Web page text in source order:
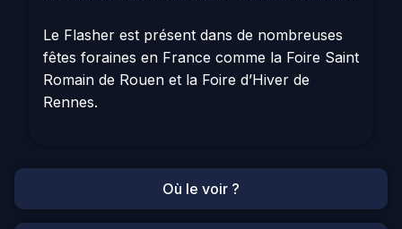
Où le voir ?
Le Flasher est présent dans de nombreuses
fêtes foraines en France comme la Foire Saint
Romain de Rouen et la Foire d’Hiver de
Rennes.